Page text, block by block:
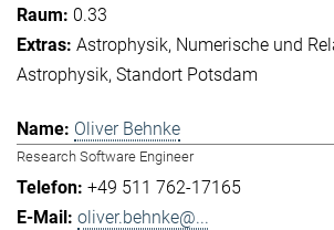
0.33
Astrophysik Numerische und
Astrophysik Standort Potsdam
Oliver Behnke
Research Software Engineer
+49 511 762-17165
oliver.behnke@...